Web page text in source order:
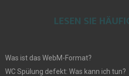
LESEN SIE
Was ist das WebM-Format?
WC Spülung defekt: Was kann ich tun?